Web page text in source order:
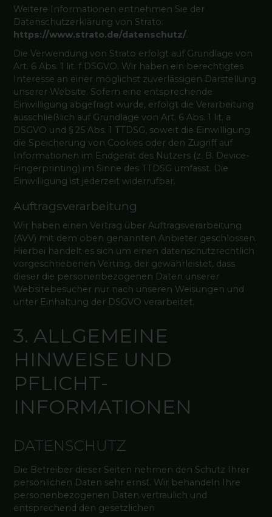
Weitere Informationen entnehmen Sie der
Datenschutzerklärung von Strato:
https://www.strato.de/datenschutz/.
Die Verwendung von Strato erfolgt auf Grundlage von
Art. 6 Abs. 1 lit. f DSGVO. Wir haben ein berechtigtes
Interesse an einer möglichst zuverlässigen Darstellung
unserer Website. Sofern eine entsprechende
Einwilligung abgefragt wurde, erfolgt die Verarbeitung
ausschließlich auf Grundlage von Art. 6 Abs. 1 lit. a
DSGVO und § 25 Abs. 1 TTDSG, soweit die Einwilligung
die Speicherung von Cookies oder den Zugriff auf
Informationen im Endgerät des Nutzers (z. B. Device-
Fingerprinting) im Sinne des TTDSG umfasst. Die
Einwilligung ist jederzeit widerrufbar.
Auftragsverarbeitung
Wir haben einen Vertrag über Auftragsverarbeitung
(AVV) mit dem oben genannten Anbieter geschlossen.
Hierbei handelt es sich um einen datenschutzrechtlich
vorgeschriebenen Vertrag, der gewährleistet, dass
dieser die personenbezogenen Daten unserer
Websitebesucher nur nach unseren Weisungen und
unter Einhaltung der DSGVO verarbeitet.
3. ALLGEMEINE
HINWEISE UND
PFLICHT­
INFORMATIONEN
DATENSCHUTZ
Die Betreiber dieser Seiten nehmen den Schutz Ihrer
persönlichen Daten sehr ernst. Wir behandeln Ihre
personenbezogenen Daten vertraulich und
entsprechend den gesetzlichen